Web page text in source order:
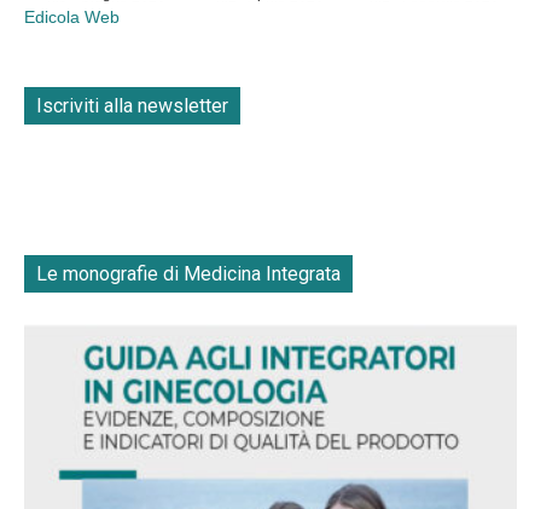
Edicola Web
Iscriviti alla newsletter
Le monografie di Medicina Integrata